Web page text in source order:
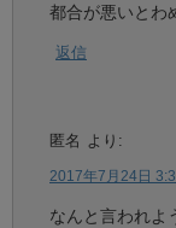
都合が悪いとわ
返信
匿名 より:
2017年7月24日
なんと言われよ